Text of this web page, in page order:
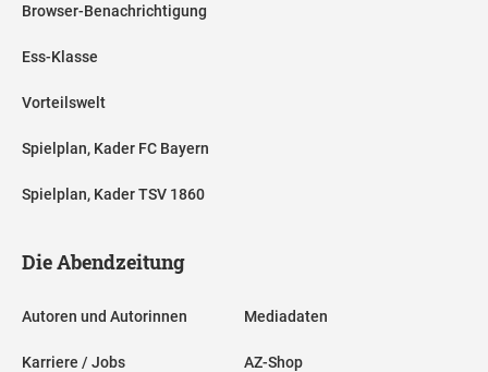
Browser-Benachrichtigung
Ess-Klasse
Vorteilswelt
Spielplan, Kader FC Bayern
Spielplan, Kader TSV 1860
Die Abendzeitung
Autoren und Autorinnen
Karriere / Jobs
Mediadaten
AZ-Shop